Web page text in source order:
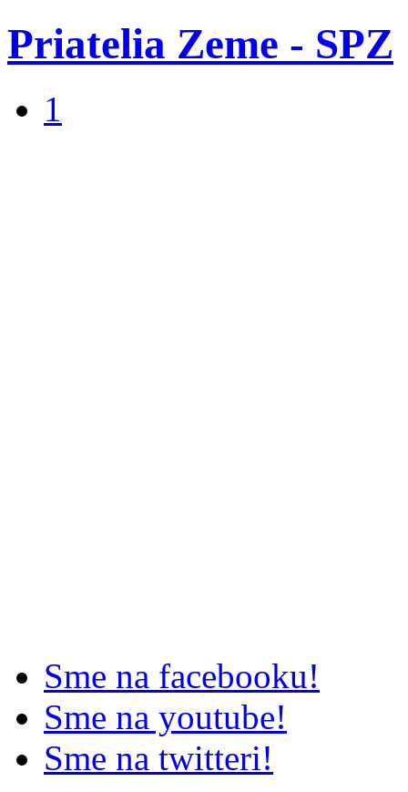
Priatelia Zeme - SPZ
1
Sme na facebooku!
Sme na youtube!
Sme na twitteri!